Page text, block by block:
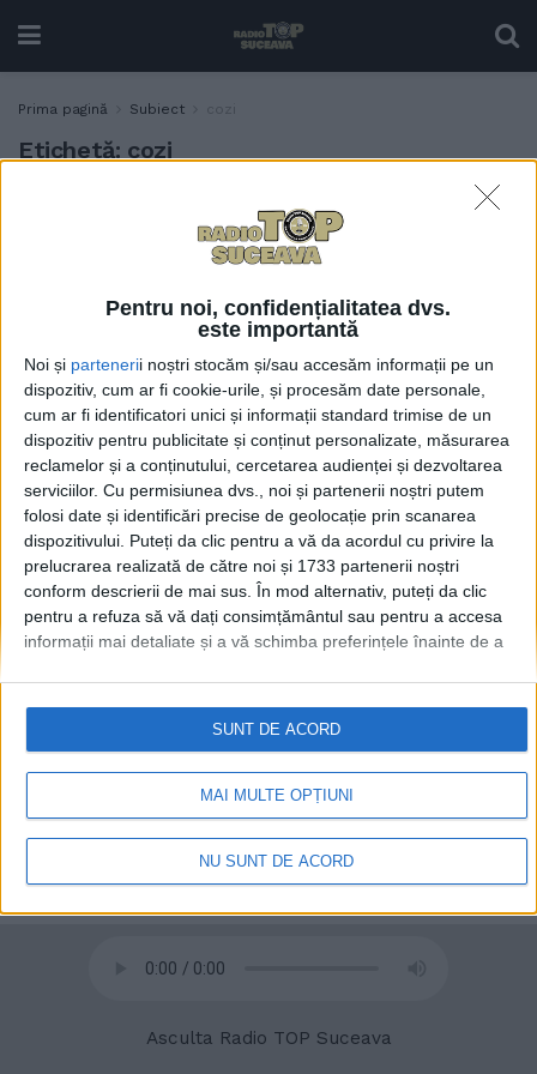
Pentru noi, confidențialitatea dvs.
este importantă
Noi și partenerii noștri stocăm și/sau accesăm informații pe un
dispozitiv, cum ar fi cookie-urile, și procesăm date personale,
cum ar fi identificatori unici și informații standard trimise de un
dispozitiv pentru publicitate și conținut personalizate, măsurarea
reclamelor și a conținutului, cercetarea audienței și dezvoltarea
serviciilor. Cu permisiunea dvs., noi și partenerii noștri putem
folosi date și identificări precise de geolocație prin scanarea
dispozitivului. Puteți da clic pentru a vă da acordul cu privire la
prelucrarea realizată de către noi și 1733 partenerii noștri
conform descrierii de mai sus. În mod alternativ, puteți da clic
pentru a refuza să vă dați consimțământul sau pentru a accesa
informații mai detaliate și a vă schimba preferințele înainte de a
retrageți consimțământul în orice moment, revenind la acest site
și făcând clic pe butonul "Confidențialitate" din partea de jos a
paginii web.
MAI MULTE OPȚIUNI
NU SUNT DE ACORD
SUNT DE ACORD
Prima pagină Subiect
Etichetă: cozi
Primăria Suceava susține că
vechiul sistem pentru
parcări evita cozile:
blocate de Prefectura
Suceava
19 IUNIE, 2026
Asculta Radio TOP Suceava